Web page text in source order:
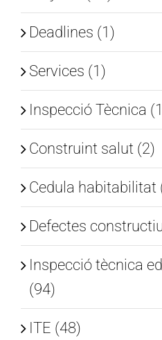
Deadlines (1)
Services (1)
Inspecció Tècnica
Construint salut (2)
Cedula habitabilitat
Defectes
Inspecció tècnica
(94)
ITE (48)